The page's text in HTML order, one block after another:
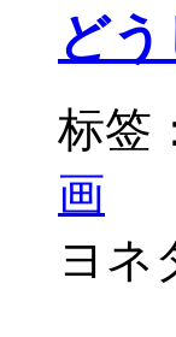
ど
标签
画
ヨネ